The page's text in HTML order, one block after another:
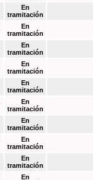
En
tramitación
En
tramitación
En
tramitación
En
tramitación
En
tramitación
En
tramitación
En
tramitación
En
tramitación
En
tramitación
En